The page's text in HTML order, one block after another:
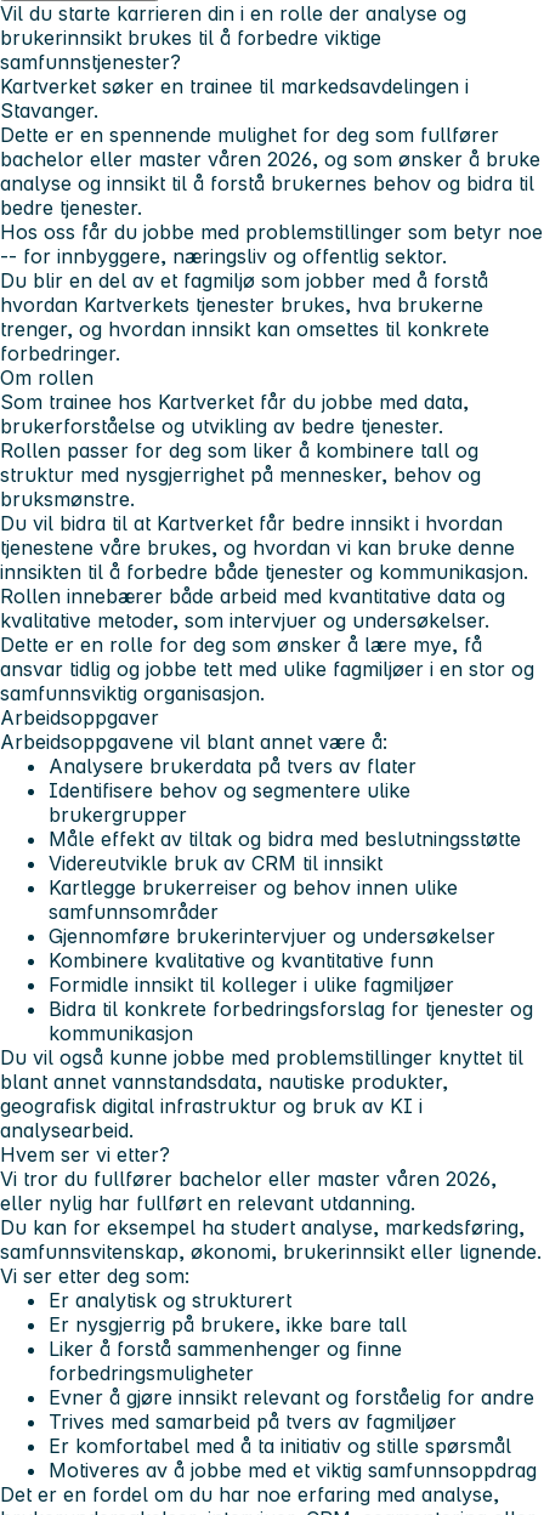
Vil du starte karrieren din i en rolle der analyse og
brukerinnsikt brukes til å forbedre viktige
samfunnstjenester?
Kartverket søker en trainee til markedsavdelingen i
Stavanger.
Dette er en spennende mulighet for deg som fullfører
bachelor eller master våren 2026, og som ønsker å bruke
analyse og innsikt til å forstå brukernes behov og bidra til
bedre tjenester.
Hos oss får du jobbe med problemstillinger som betyr noe
-- for innbyggere, næringsliv og offentlig sektor.
Du blir en del av et fagmiljø som jobber med å forstå
hvordan Kartverkets tjenester brukes, hva brukerne
trenger, og hvordan innsikt kan omsettes til konkrete
forbedringer.
Om rollen
Som trainee hos Kartverket får du jobbe med data,
brukerforståelse og utvikling av bedre tjenester.
Rollen passer for deg som liker å kombinere tall og
struktur med nysgjerrighet på mennesker, behov og
bruksmønstre.
Du vil bidra til at Kartverket får bedre innsikt i hvordan
tjenestene våre brukes, og hvordan vi kan bruke denne
innsikten til å forbedre både tjenester og kommunikasjon.
Rollen innebærer både arbeid med kvantitative data og
kvalitative metoder, som intervjuer og undersøkelser.
Dette er en rolle for deg som ønsker å lære mye, få
ansvar tidlig og jobbe tett med ulike fagmiljøer i en stor og
samfunnsviktig organisasjon.
Arbeidsoppgaver
Arbeidsoppgavene vil blant annet være å:
Analysere brukerdata på tvers av flater
Identifisere behov og segmentere ulike
brukergrupper
Måle effekt av tiltak og bidra med beslutningsstøtte
Videreutvikle bruk av CRM til innsikt
Kartlegge brukerreiser og behov innen ulike
samfunnsområder
Gjennomføre brukerintervjuer og undersøkelser
Kombinere kvalitative og kvantitative funn
Formidle innsikt til kolleger i ulike fagmiljøer
Bidra til konkrete forbedringsforslag for tjenester og
kommunikasjon
Du vil også kunne jobbe med problemstillinger knyttet til
blant annet vannstandsdata, nautiske produkter,
geografisk digital infrastruktur og bruk av KI i
analysearbeid.
Hvem ser vi etter?
Vi tror du fullfører bachelor eller master våren 2026,
eller nylig har fullført en relevant utdanning.
Du kan for eksempel ha studert analyse, markedsføring,
samfunnsvitenskap, økonomi, brukerinnsikt eller lignende.
Vi ser etter deg som:
Er analytisk og strukturert
Er nysgjerrig på brukere, ikke bare tall
Liker å forstå sammenhenger og finne
forbedringsmuligheter
Evner å gjøre innsikt relevant og forståelig for andre
Trives med samarbeid på tvers av fagmiljøer
Er komfortabel med å ta initiativ og stille spørsmål
Motiveres av å jobbe med et viktig samfunnsoppdrag
Det er en fordel om du har noe erfaring med analyse,